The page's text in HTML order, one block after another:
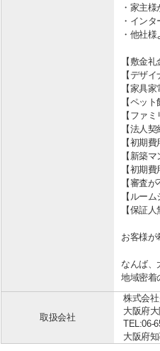
・家主
・イン
・他社
【敷金礼
【デザ
【家具
【ペット
【ファミ
【法人契
【初期
【新築マ
【初期
【審査が
【ルー
【保証人
お客様が
なんば、
地域密着
取扱会社
株式会
大阪府
TEL:06-
大阪府